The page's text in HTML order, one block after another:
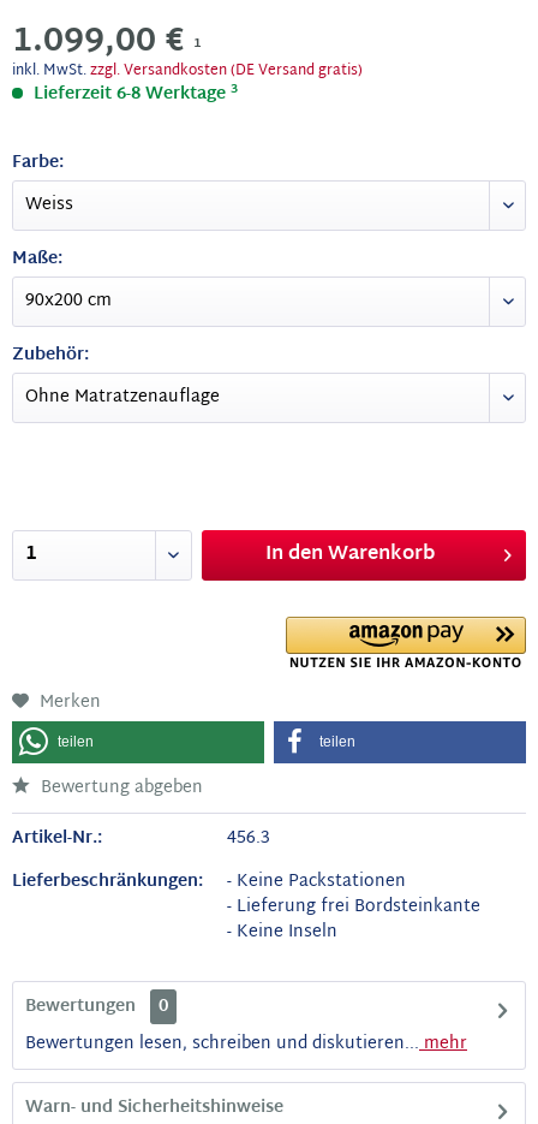
1.099,00 € 1
inkl. MwSt.zzgl. Versandkosten (DE Versand gratis)
Lieferzeit 6-8 Werktage 3
Farbe:
Maße:
Zubehör:
In denWarenkorb
Merken
teilen teilen
Bewertung abgeben
Artikel-Nr.:
456.3
Lieferbeschränkungen:
- Keine Packstationen
- Lieferung frei Bordsteinkante
- Keine Inseln
Warn- und Sicherheitshinweise
Bewertungen
0
Bewertungen lesen, schreiben und diskutieren...mehr